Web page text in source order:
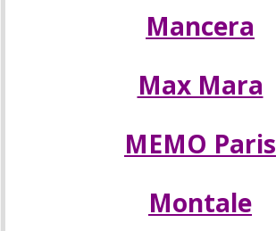
Mancera
Max Mara
MEMO Paris
Montale